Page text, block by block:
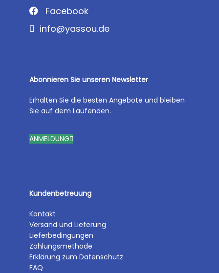
Facebook
info@yassou.de
Abonnieren Sie unseren Newsletter
Erhalten Sie die besten Angebote und bleiben
Sie auf dem Laufenden.
ANMELDUNG
Kundenbetreuung
Kontakt
Versand und Lieferung
Lieferbedingungen
Zahlungsmethode
Erklärung zum Datenschutz
FAQ